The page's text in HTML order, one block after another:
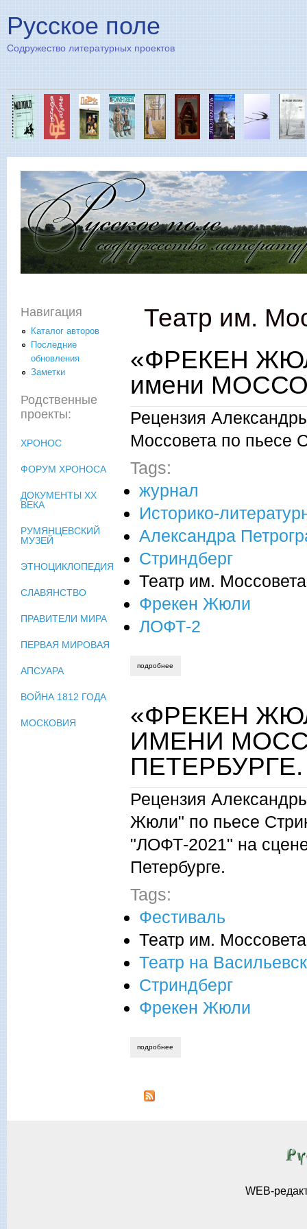
Русское поле
Содружество литературных проектов
Театр им.
«ФРЕКЕН
имени
Рецензия
Моссовета по пьесе
Tags:
журнал
Историко-
Александра
Стриндберг
Театр им. Моссовета
Фрекен Жюли
ЛОФТ-2
подробнее
«ФРЕКЕН
ИМЕНИ
ПЕТЕРБУРГЕ.
Рецензия
Жюли" по пьесе
"ЛОФТ-2021" на
Петербурге.
Tags:
Фестиваль
Театр им. Моссовета
Театр на
Стриндберг
Фрекен Жюли
подробнее
Навигация
Каталог авторов
Последние
обновления
Заметки
Родственные
проекты:
ХРОНОС
ФОРУМ ХРОНОСА
ДОКУМЕНТЫ XX
ВЕКА
РУМЯНЦЕВСКИЙ
МУЗЕЙ
ЭТНОЦИКЛОПЕДИЯ
СЛАВЯНСТВО
ПРАВИТЕЛИ МИРА
ПЕРВАЯ МИРОВАЯ
АПСУАРА
ВОЙНА 1812 ГОДА
МОСКОВИЯ
WEB-